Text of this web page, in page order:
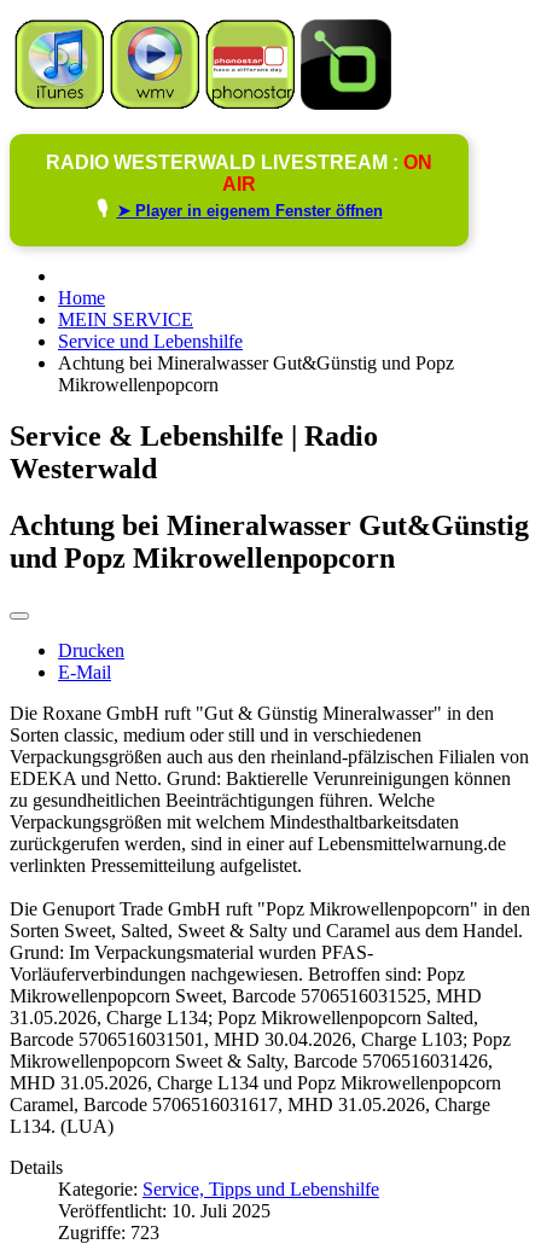
RADIO WESTERWALD LIVESTREAM : ON
AIR
🎙️ ➤ Player in eigenem Fenster öffnen
Home
MEIN SERVICE
Service und Lebenshilfe
Achtung bei Mineralwasser Gut&Günstig und Popz
Mikrowellenpopcorn
Service & Lebenshilfe | Radio
Westerwald
Achtung bei Mineralwasser Gut&Günstig
und Popz Mikrowellenpopcorn
Drucken
E-Mail
Die Roxane GmbH ruft "Gut & Günstig Mineralwasser" in den
Sorten classic, medium oder still und in verschiedenen
Verpackungsgrößen auch aus den rheinland-pfälzischen Filialen von
EDEKA und Netto. Grund: Baktierelle Verunreinigungen können
zu gesundheitlichen Beeinträchtigungen führen. Welche
Verpackungsgrößen mit welchem Mindesthaltbarkeitsdaten
zurückgerufen werden, sind in einer auf Lebensmittelwarnung.de
verlinkten Pressemitteilung aufgelistet.
Die Genuport Trade GmbH ruft "Popz Mikrowellenpopcorn" in den
Sorten Sweet, Salted, Sweet & Salty und Caramel aus dem Handel.
Grund: Im Verpackungsmaterial wurden PFAS-
Vorläuferverbindungen nachgewiesen. Betroffen sind: Popz
Mikrowellenpopcorn Sweet, Barcode 5706516031525, MHD
31.05.2026, Charge L134; Popz Mikrowellenpopcorn Salted,
Barcode 5706516031501, MHD 30.04.2026, Charge L103; Popz
Mikrowellenpopcorn Sweet & Salty, Barcode 5706516031426,
MHD 31.05.2026, Charge L134 und Popz Mikrowellenpopcorn
Caramel, Barcode 5706516031617, MHD 31.05.2026, Charge
L134. (LUA)
Details
Kategorie: Service, Tipps und Lebenshilfe
Veröffentlicht: 10. Juli 2025
Zugriffe: 723